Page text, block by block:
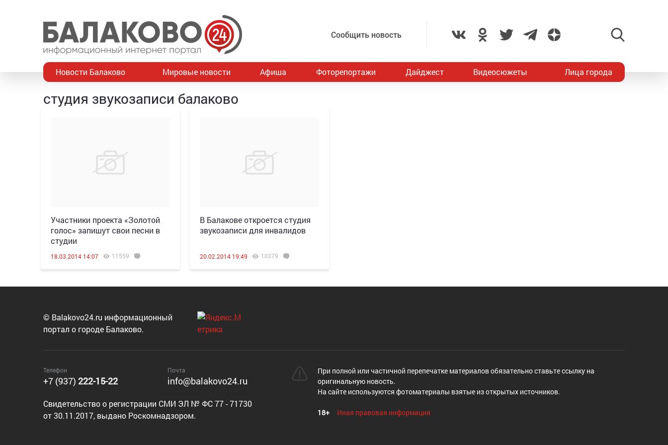
Сообщить новость
Новости Балаково Мировые новости Афиша Фоторепортажи Дайджест Видеосюжеты Лица города
студия звукозаписи балаково
Участники проекта «Золотой
голос» запишут свои песни в
студии
18.03.2014 14:07 11559
В Балакове откроется студия
звукозаписи для инвалидов
20.02.2014 19:49 10379
© Balakovo24.ru информационный
портал о городе Балаково.
Телефон
+7 (937) 222-15-22
Почта
info@balakovo24.ru
Cвидетельство о регистрации СМИ ЭЛ № ФС 77 - 71730
от 30.11.2017, выдано Роскомнадзором.
При полной или частичной перепечатке материалов обязательно ставьте ссылку на
оригинальную новость.
На сайте используются фотоматериалы взятые из открытых источников.
18+ Иная правовая информация